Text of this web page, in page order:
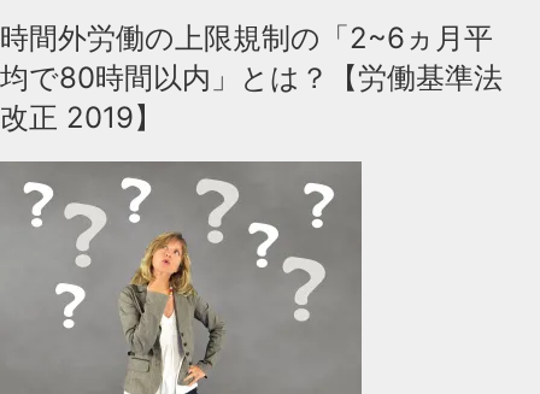
時間外労働の上限規制の「2~6ヵ月平
均で80時間以内」とは？【労働基準法
改正 2019】